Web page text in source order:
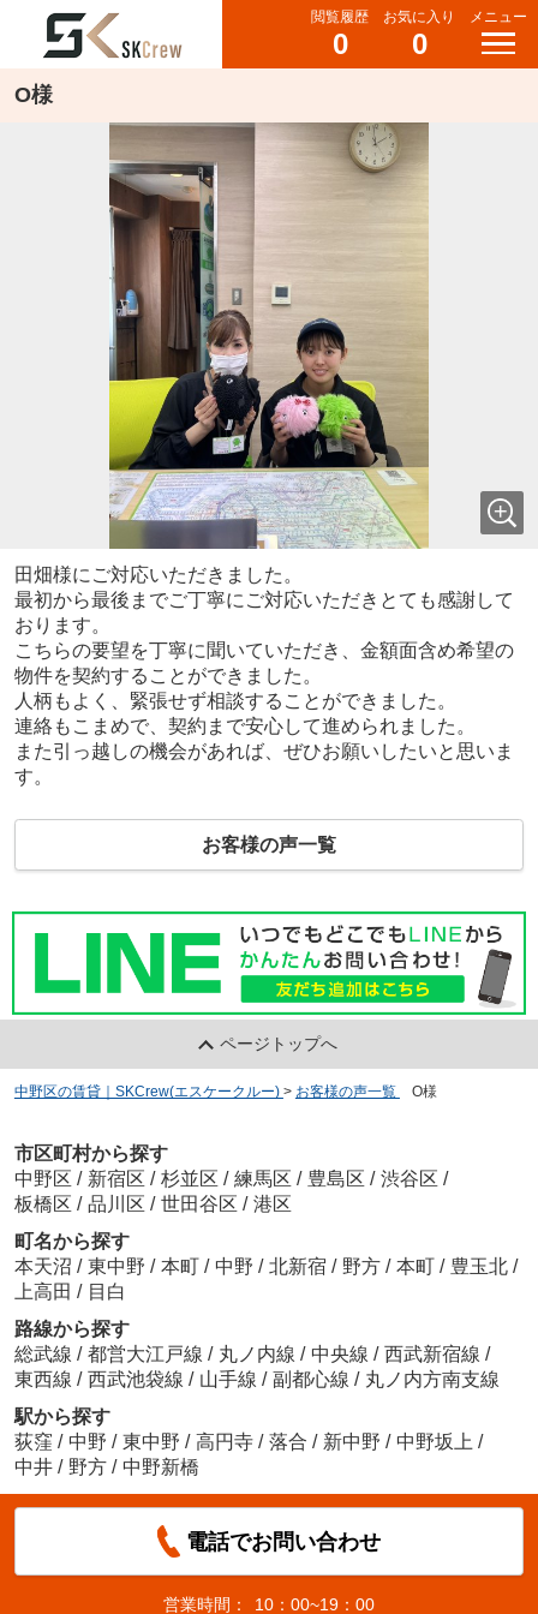
閲覧履歴
0
お気に入り
0
メニュー
O様
田畑様にご対応いただきました。
最初から最後までご丁寧にご対応いただきとても感謝して
おります。
こちらの要望を丁寧に聞いていただき、金額面含め希望の
物件を契約することができました。
人柄もよく、緊張せず相談することができました。
連絡もこまめで、契約まで安心して進められました。
また引っ越しの機会があれば、ぜひお願いしたいと思いま
す。
お客様の声一覧
ページトップへ
中野区の賃貸｜SKCrew(エスケークルー) > お客様の声一覧 O様
市区町村から探す
中野区 / 新宿区 / 杉並区 / 練馬区 / 豊島区 / 渋谷区 /
板橋区 / 品川区 / 世田谷区 / 港区
町名から探す
本天沼 / 東中野 / 本町 / 中野 / 北新宿 / 野方 / 本町 / 豊玉北 /
上高田 / 目白
路線から探す
総武線 / 都営大江戸線 / 丸ノ内線 / 中央線 / 西武新宿線 /
東西線 / 西武池袋線 / 山手線 / 副都心線 / 丸ノ内方南支線
駅から探す
荻窪 / 中野 / 東中野 / 高円寺 / 落合 / 新中野 / 中野坂上 /
中井 / 野方 / 中野新橋
電話でお問い合わせ
営業時間： 10：00~19：00